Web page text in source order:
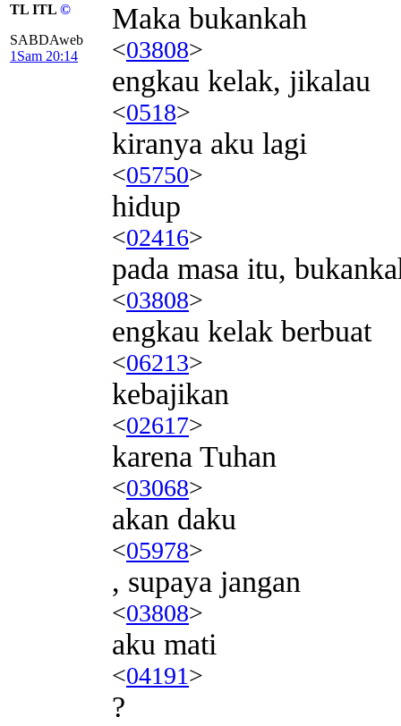
TL ITL ©
SABDAweb
1Sam 20:14
Maka bukankah
<03808>
engkau kelak, jikalau
<0518>
kiranya aku lagi
<05750>
hidup
<02416>
pada masa itu,
<03808>
engkau kelak berbuat
<06213>
kebajikan
<02617>
karena Tuhan
<03068>
akan daku
<05978>
, supaya jangan
<03808>
aku mati
<04191>
?